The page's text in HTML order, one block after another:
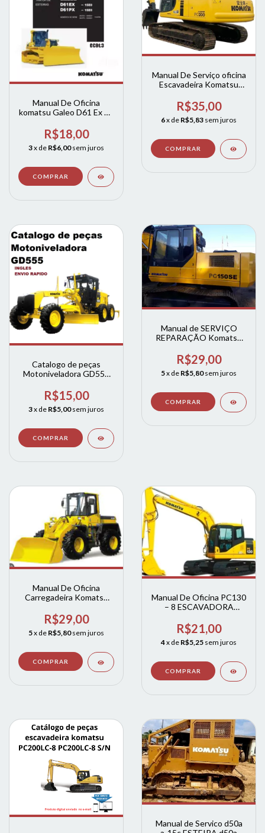
Manual De Oficina
komatsu Galeo D61 Ex Px
R$18,00
3x de R$6,00 sem juros
Manual De Serviço oficina
Escavadeira Komatsu
R$35,00
6x de R$5,83 sem juros
Catalogo de peças
Motoniveladora GD555
R$15,00
3x de R$5,00 sem juros
Manual de SERVIÇO
REPARAÇÃO Komatsu
R$29,00
5x de R$5,80 sem juros
Manual De Oficina
Carregadeira Komatsu
R$29,00
5x de R$5,80 sem juros
Manual De Oficina PC130
– 8 ESCAVADORA
R$21,00
4x de R$5,25 sem juros
Manual de Servico d50a